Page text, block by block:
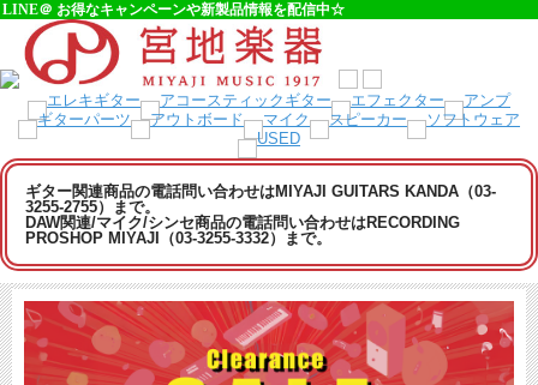
LINE＠ お得なキャンペーンや新製品情報を配信中☆
ギター関連商品の電話問い合わせはMIYAJI GUITARS KANDA（03-
3255-2755）まで。
DAW関連/マイク/シンセ商品の電話問い合わせはRECORDING
PROSHOP MIYAJI（03-3255-3332）まで。